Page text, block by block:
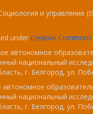
и управление
under Creative
автономное
национальный
г. Белгород, ул.
автономное
национальный
г. Белгород, ул.